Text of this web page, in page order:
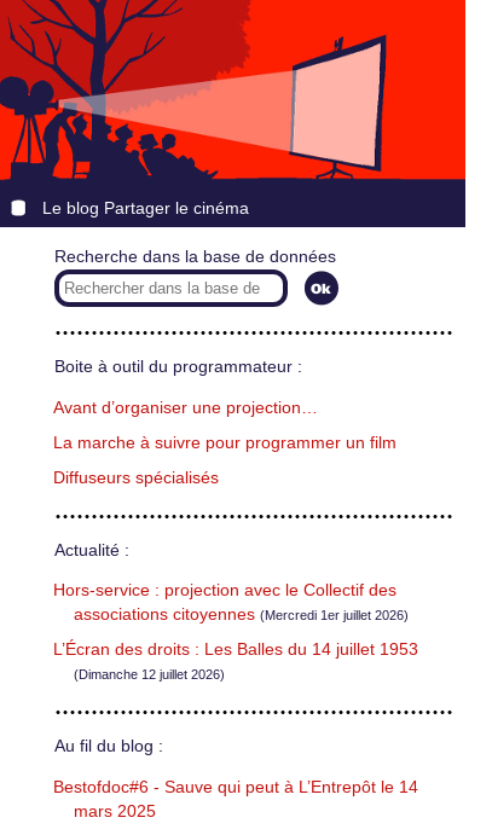
Le blog Partager le cinéma
Recherche dans la base de données
Boite à outil du programmateur :
Avant d’organiser une projection…
La marche à suivre pour programmer un film
Diffuseurs spécialisés
Actualité :
Hors-service : projection avec le Collectif des
associations citoyennes (Mercredi 1er juillet 2026)
L’Écran des droits : Les Balles du 14 juillet 1953
(Dimanche 12 juillet 2026)
Au fil du blog :
Bestofdoc#6 - Sauve qui peut à L’Entrepôt le 14
mars 2025